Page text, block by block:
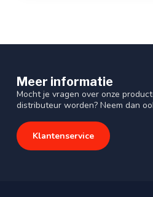
Meer informatie
Mocht je vragen over onze
distributeur worden? Neem dan
Klantenservice